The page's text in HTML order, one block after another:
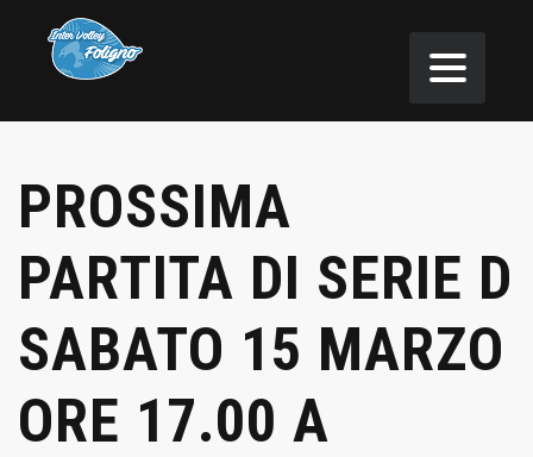
PROSSIMA
PARTITA DI SERIE D
SABATO 15 MARZO
ORE 17.00 A